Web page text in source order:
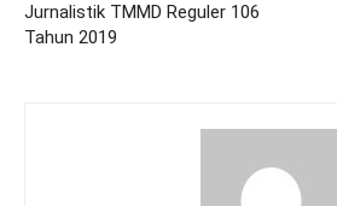
Jurnalistik TMMD Reguler 106
Tahun 2019